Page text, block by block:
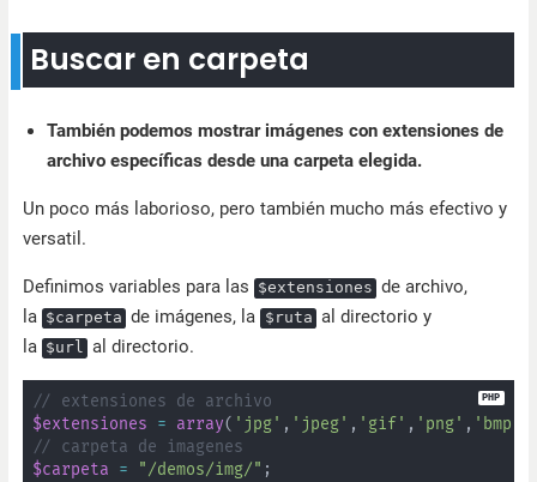
Buscar en carpeta
También podemos mostrar imágenes con extensiones de
archivo específicas desde una carpeta elegida.
Un poco más laborioso, pero también mucho más efectivo y
versatil.
Definimos variables para las $extensiones de archivo,
la $carpeta de imágenes, la $ruta al directorio y
la $url al directorio.
// extensiones de archivo
$extensiones
= array( 'jpg' , 'jpeg' , 'gif' , 'png' , 'bmp'
// carpeta de imagenes
$carpeta
= "/demos/img/" ;